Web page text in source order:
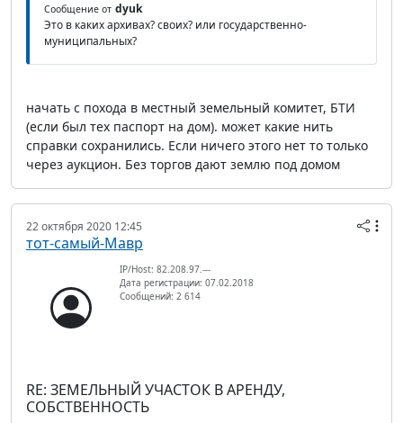
Сообщение от dyuk
Это в каких архивах? своих? или государственно-
муниципальных?
начать с похода в местный земельный комитет, БТИ
(если был тех паспорт на дом). может какие нить
справки сохранились. Если ничего этого нет то только
через аукцион. Без торгов дают землю под домом
22 октября 2020 12:45
тот-самый-Мавр
IP/Host: 82.208.97.---
Дата регистрации: 07.02.2018
Сообщений: 2 614
RE: ЗЕМЕЛЬНЫЙ УЧАСТОК В АРЕНДУ,
СОБСТВЕННОСТЬ